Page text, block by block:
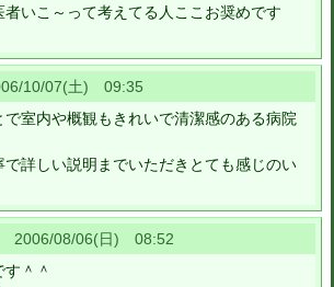
者いこ～って考えてる人ここお奨めです
10/07(土) 09:35
で室内や概観もきれいで清潔感のある病院
で詳しい説明までいただきとても感じのい
2006/08/06(日) 08:52
＾＾